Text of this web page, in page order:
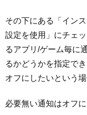
その下にある「イン
設定を使用」にチェ
るアプリ/ゲーム毎に
るかどうかを指定で
オフにしたいという
必要無い通知はオフ